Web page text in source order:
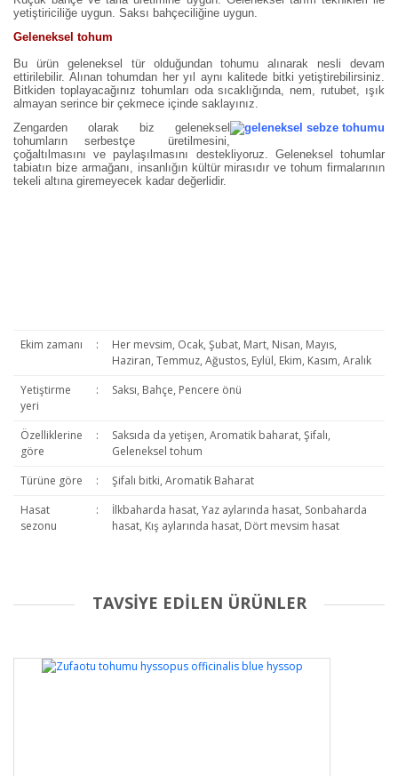
yetiştiriciliğe uygun. Saksı bahçeciliğine uygun.
Geleneksel tohum
Bu ürün geleneksel tür olduğundan tohumu alınarak nesli devam
ettirilebilir. Alınan tohumdan her yıl aynı kalitede bitki yetiştirebilirsiniz.
Bitkiden toplayacağınız tohumları oda sıcaklığında, nem, rutubet, ışık
almayan serince bir çekmece içinde saklayınız.
Zengarden olarak biz geleneksel
tohumların serbestçe üretilmesini,
çoğaltılmasını ve paylaşılmasını destekliyoruz. Geleneksel tohumlar
tabiatın bize armağanı, insanlığın kültür mirasıdır ve tohum firmalarının
tekeli altına giremeyecek kadar değerlidir.
Ekim zamanı :
Her mevsim, Ocak, Şubat, Mart, Nisan, Mayıs,
Haziran, Temmuz, Ağustos, Eylül, Ekim, Kasım, Aralık
Yetiştirme
yeri
: Saksı, Bahçe, Pencere önü
Özelliklerine
göre
:
Saksıda da yetişen, Aromatik baharat, Şifalı,
Geleneksel tohum
Türüne göre
:
Şifalı bitki, Aromatik Baharat
Hasat
sezonu
:
İlkbaharda hasat, Yaz aylarında hasat, Sonbaharda
hasat, Kış aylarında hasat, Dört mevsim hasat
Bu ürüne ilk yorumu siz yapın!
Yorum Yaz
TAVSİYE EDİLEN ÜRÜNLER